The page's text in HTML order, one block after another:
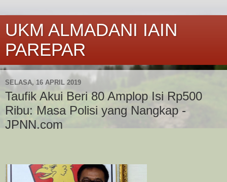
UKM ALMADANI IAIN
PAREPAR
SELASA, 16 APRIL 2019
Taufik Akui Beri 80 Amplop Isi Rp500
Ribu: Masa Polisi yang Nangkap -
JPNN.com